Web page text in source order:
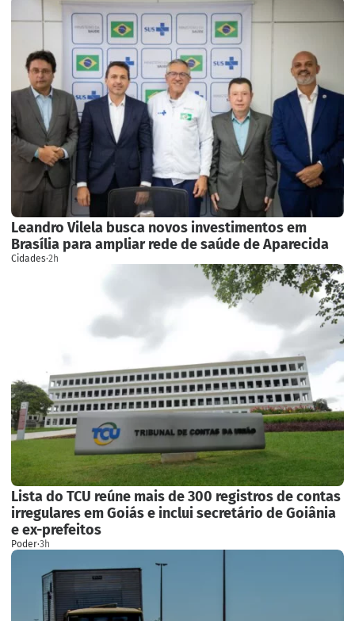
Leandro Vilela busca novos investimentos em
Brasília para ampliar rede de saúde de Aparecida
Cidades·2h
Lista do TCU reúne mais de 300 registros de contas
irregulares em Goiás e inclui secretário de Goiânia
e ex-prefeitos
Poder·3h